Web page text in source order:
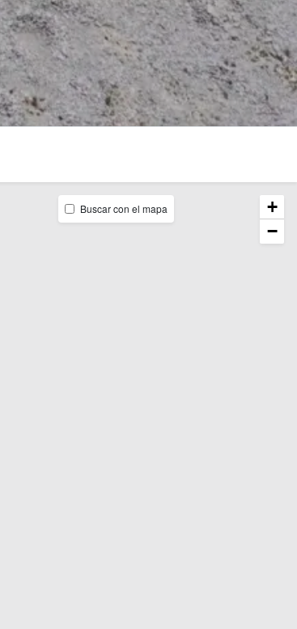
+
−
Buscar con el mapa